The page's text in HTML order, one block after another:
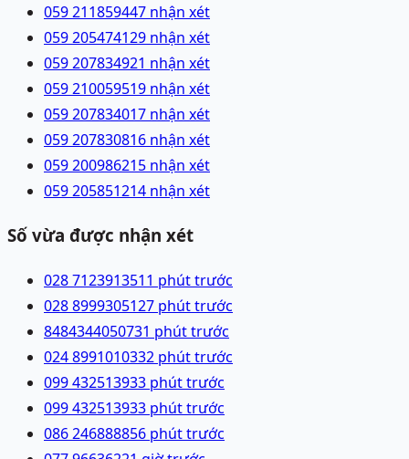
059 211859447 nhận xét
059 205474129 nhận xét
059 207834921 nhận xét
059 210059519 nhận xét
059 207834017 nhận xét
059 207830816 nhận xét
059 200986215 nhận xét
059 205851214 nhận xét
Số vừa được nhận xét
028 7123913511 phút trước
028 8999305127 phút trước
8484344050731 phút trước
024 8991010332 phút trước
099 432513933 phút trước
099 432513933 phút trước
086 246888856 phút trước